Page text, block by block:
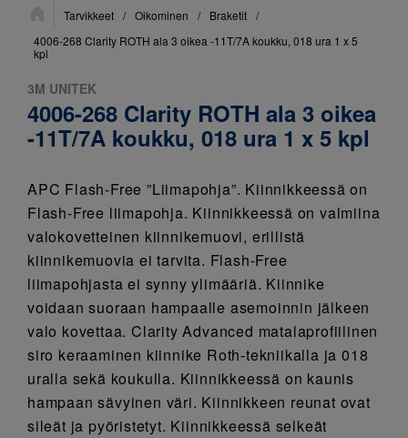
Sijainti:Tarvikkeet / Oikominen / Braketit /
4006-268 Clarity ROTH ala 3 oikea -11T/7A koukku, 018 ura 1 x 5
kpl
3M UNITEK
4006-268 Clarity ROTH ala 3 oikea
-11T/7A koukku, 018 ura 1 x 5 kpl
APC Flash-Free ”Liimapohja”. Kiinnikkeessä on
Flash-Free liimapohja. Kiinnikkeessä on valmiina
valokovetteinen kiinnikemuovi, erillistä
kiinnikemuovia ei tarvita. Flash-Free
liimapohjasta ei synny ylimääriä. Kiinnike
voidaan suoraan hampaalle asemoinnin jälkeen
valo kovettaa. Clarity Advanced matalaprofiilinen
siro keraaminen kiinnike Roth-tekniikalla ja 018
uralla sekä koukulla. Kiinnikkeessä on kaunis
hampaan sävyinen väri. Kiinnikkeen reunat ovat
sileät ja pyöristetyt. Kiinnikkeessä selkeät